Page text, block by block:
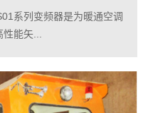
系列变频器是为暖通空调
性能矢...